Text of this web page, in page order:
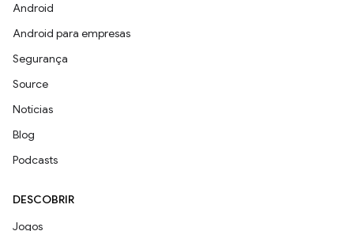
Android
Android para empresas
Segurança
Source
Notícias
Blog
Podcasts
DESCOBRIR
Jogos